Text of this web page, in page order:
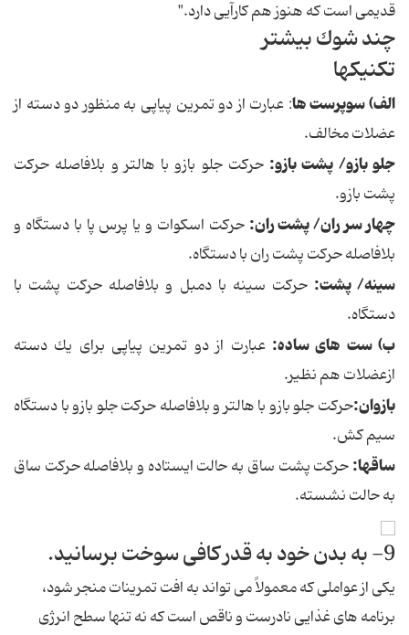
قدیمی است كه هنوز هم كارآیی دارد."
چند شوك بیشتر
تكنیكها
الف) سوپرست ها: عبارت از دو تمرین پیاپی به منظور دو دسته از
عضلات مخالف.
جلو بازو/ پشت بازو: حركت جلو بازو با هالتر و بلافاصله حركت
پشت بازو.
چهار سر ران/ پشت ران: حركت اسكوات و یا پرس پا با دستگاه و
بلافاصله حركت پشت ران با دستگاه.
سینه/ پشت: حركت سینه با دمبل و بلافاصله حركت پشت با
دستگاه.
ب) ست های ساده: عبارت از دو تمرین پیاپی برای یك دسته
ازعضلات هم نظیر.
بازوان:حركت جلو بازو با هالتر و بلافاصله حركت جلو بازو با دستگاه
سیم كش.
ساقها:حركت پشت ساق به حالت ایستاده و بلافاصله حركت ساق
به حالت نشسته.
9- به بدن خود به قدر كافی سوخت برسانید.
یكی از عواملی كه معمولاً می تواند به افت تمرینات منجر شود،
برنامه های غذایی نادرست و ناقص است كه نه تنها سطح انرژی